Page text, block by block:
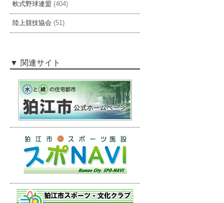
軟式野球連盟 (404)
陸上競技協会 (51)
関連サイト